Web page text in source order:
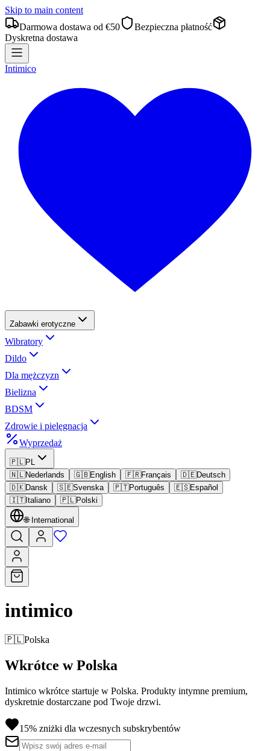
Skip to main content
Darmowa dostawa od €50
Bezpieczna płatność
Dyskretna dostawa
Intimico
Zabawki erotyczne
Wibratory
Dildo
Dla mężczyzn
Bielizna
BDSM
Zdrowie i pielęgnacja
Wyprzedaż
🇵🇱PL
🇳🇱Nederlands 🇬🇧English 🇫🇷Français 🇩🇪Deutsch
🇩🇰Dansk 🇸🇪Svenska 🇵🇹Português 🇪🇸Español
🇮🇹Italiano 🇵🇱Polski
🌐 International
intimico
🇵🇱Polska
Wkrótce w Polska
Intimico wkrótce startuje w Polska. Produkty intymne premium,
dyskretnie dostarczane pod Twoje drzwi.
15% zniżki dla wczesnych subskrybentów